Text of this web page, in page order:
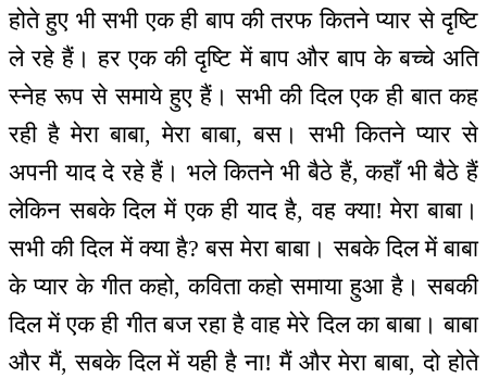
होते हुए भी सभी एक ही बाप की तरफ कितने प्यार से दृष्टि
ले रहे हैं। हर एक की दृष्टि में बाप और बाप के बच्चे अति
स्नेह रूप से समाये हुए हैं। सभी की दिल एक ही बात कह
रही है मेरा बाबा, मेरा बाबा, बस। सभी कितने प्यार से
अपनी याद दे रहे हैं। भले कितने भी बैठे हैं, कहाँ भी बैठे हैं
लेकिन सबके दिल में एक ही याद है, वह क्या! मेरा बाबा।
सभी की दिल में क्या है? बस मेरा बाबा। सबके दिल में बाबा
के प्यार के गीत कहो, कविता कहो समाया हुआ है। सबकी
दिल में एक ही गीत बज रहा है वाह मेरे दिल का बाबा। बाबा
और मैं, सबके दिल में यही है ना! मैं और मेरा बाबा, दो होते